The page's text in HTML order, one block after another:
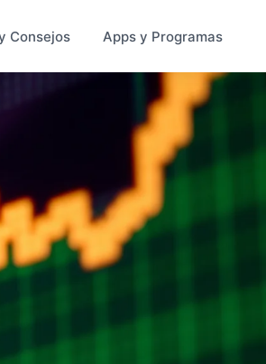
Consejos Apps y Programas